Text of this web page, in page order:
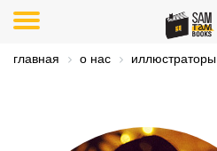
главная о нас иллюстраторы